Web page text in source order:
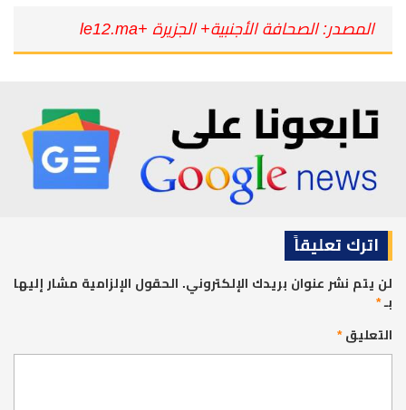
المصدر: الصحافة الأجنبية+ الجزيرة +le12.ma
اترك تعليقاً
لن يتم نشر عنوان بريدك الإلكتروني. الحقول الإلزامية مشار إليها
بـ*
التعليق*